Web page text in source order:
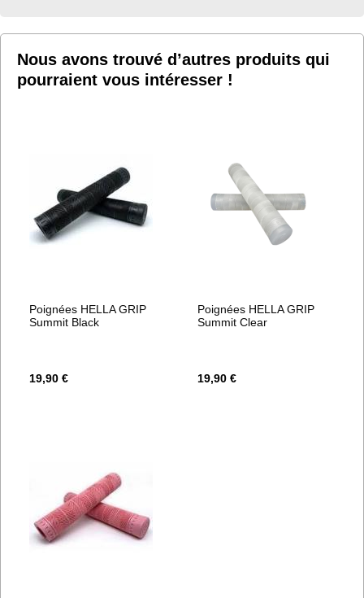
D’ENVIE
Nous avons trouvé d’autres produits qui
pourraient vous intéresser !
Poignées HELLA GRIP
Summit Black
19,90 €
Poignées HELLA GRIP
Summit Clear
19,90 €